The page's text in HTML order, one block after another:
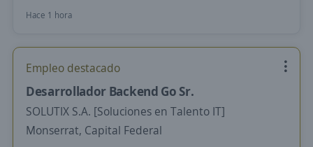
Hace 1 hora
Empleo destacado
Desarrollador Backend Go Sr.
SOLUTIX S.A. [Soluciones en Talento IT]
Monserrat, Capital Federal